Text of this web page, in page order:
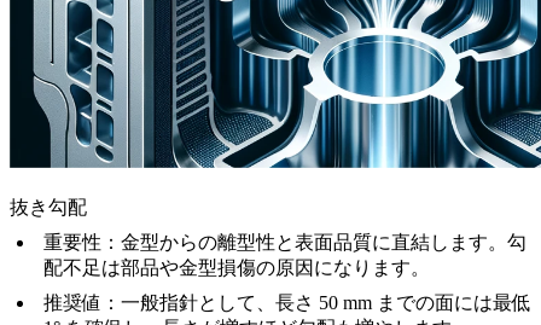
抜き勾配
重要性 ：金型からの離型性と表面品質に直結します。勾
配不足は部品や金型損傷の原因になります。
推奨値 ：一般指針として、長さ 50 mm までの面には最低